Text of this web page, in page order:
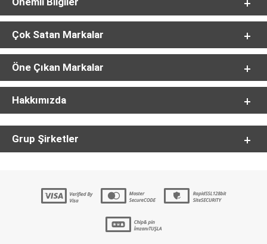
Çok Satan Markalar
Öne Çıkan Markalar
Hakkımızda
Grup Şirketler